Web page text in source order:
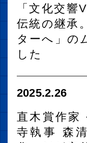
「文化交響
伝統の継承
ターへ」の
した
2025.2.26
直木賞作家
寺執事 森